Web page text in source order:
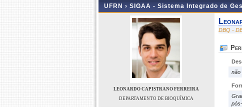
UFRN › SIGAA - Sistema Integrado de
LEONARDO CAPISTRANO FERREIRA
DEPARTAMENTO DE BIOQUÍMICA
DBQ -
não